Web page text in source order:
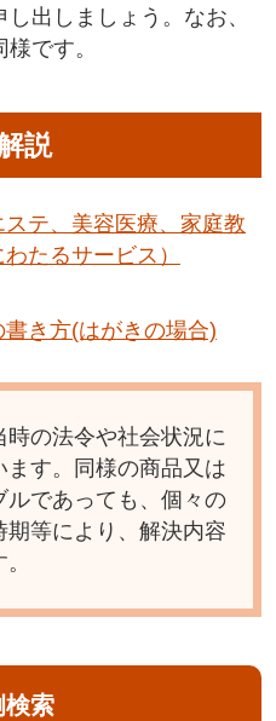
出しましょう。なお、
です。
説
テ、美容医療、家庭教
たるサービス）
き方(はがきの場合)
の法令や社会状況に
す。同様の商品又は
であっても、個々の
等により、解決内容
検索